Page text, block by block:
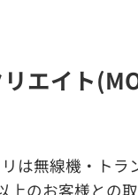
エイト
は無線機・トラ
上のお客様との